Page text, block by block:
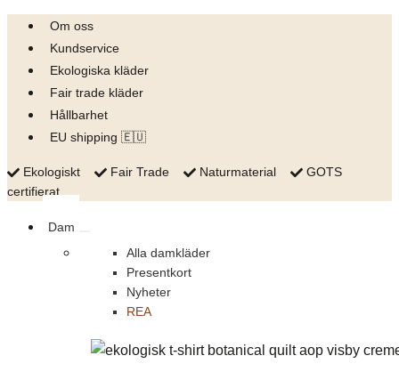
Skip
content
Om oss
Kundservice
Ekologiska kläder
Fair trade kläder
Hållbarhet
EU shipping 🇪🇺
Ekologiskt Fair Trade Naturmaterial
GOTS
certifierat
Dam
Alla damkläder
Presentkort
Nyheter
REA